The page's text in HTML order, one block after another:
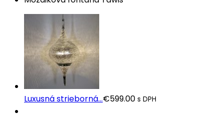
Luxusná strieborná...€599.00 s DPH